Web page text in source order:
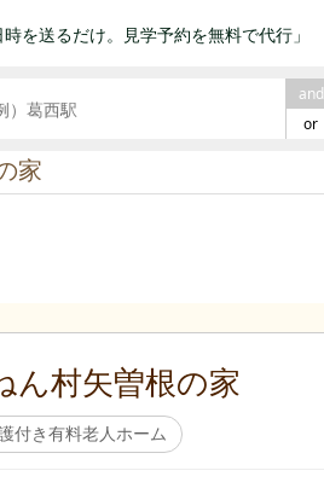
時を送るだけ。見学予約を無料で代行」
and
or
家
ん村矢曽根の家
付き有料老人ホーム